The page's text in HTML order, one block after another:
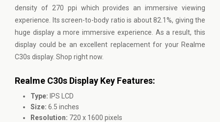
density of 270 ppi which provides an immersive viewing
experience. Its screen-to-body ratio is about 82.1%, giving the
huge display a more immersive experience. As a result, this
display could be an excellent replacement for your Realme
C30s display. Shop right now.
Realme C30s Display Key Features:
Type: IPS LCD
Size: 6.5 inches
Resolution: 720 x 1600 pixels